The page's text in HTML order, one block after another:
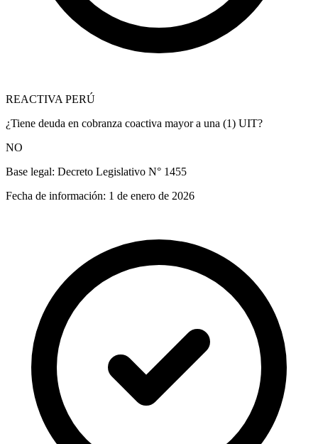
REACTIVA PERÚ
¿Tiene deuda en cobranza coactiva mayor a una (1) UIT?
NO
Base legal: Decreto Legislativo N° 1455
Fecha de información: 1 de enero de 2026